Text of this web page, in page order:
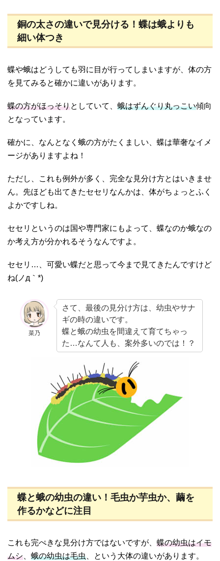
銅の太さの違いで見分ける！蝶は蛾よりも
細い体つき
蝶や蛾はどうしても羽に目が行ってしまいますが、体の方
を見てみると確かに違いがあります。
蝶の方がほっそりとしていて、 蛾はずんぐり丸っこい傾向
となっています。
確かに、なんとなく蛾の方がたくましい、蝶は華奢なイメ
ージがありますよね！
ただし、これも例外が多く、完全な見分け方とはいきませ
ん。先ほども出てきたセセリなんかは、体がちょっとふく
よかですしね。
セセリというのは国や専門家にもよって、蝶なのか蛾なの
か考え方が分かれるそうなんですよ。
セセリ…、可愛い蝶だと思って今まで見てきたんですけど
ね(ノд｀*)
菜乃
さて、最後の見分け方は、幼虫やサナ
ギの時の違いです。
蝶と蛾の幼虫を間違えて育てちゃっ
た…なんて人も、案外多いのでは！？
蝶と蛾の幼虫の違い！毛虫か芋虫か、繭を
作るかなどに注目
これも完ぺきな見分け方ではないですが、 蝶の幼虫はイモ
ムシ、 蛾の幼虫は毛虫、という大体の違いがあります。